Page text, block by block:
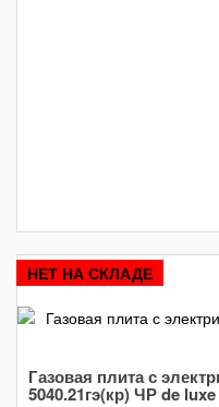
НЕТ НА СКЛАДЕ
Газовая плита с
5040.21гэ(кр) ЧР de luxe